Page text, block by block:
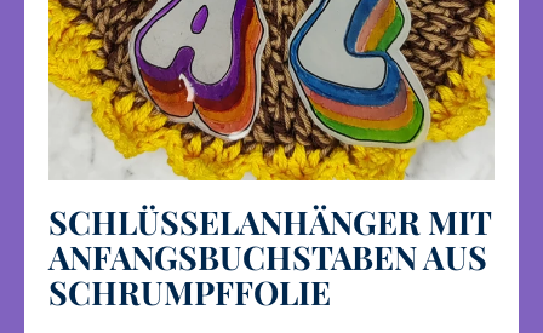
SCHLÜSSELANHÄNGER MIT
ANFANGSBUCHSTABEN AUS
SCHRUMPFFOLIE